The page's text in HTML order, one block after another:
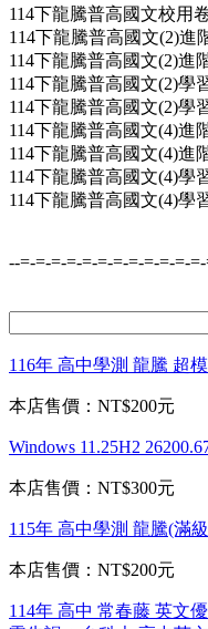
114下龍騰普高國文校用
114下龍騰普高國文(2)進
114下龍騰普高國文(2)進
114下龍騰普高國文(2)學
114下龍騰普高國文(2)學
114下龍騰普高國文(4)進
114下龍騰普高國文(4)進
114下龍騰普高國文(4)學
114下龍騰普高國文(4)學
--=-=-=-=-=-=-=-=-=-=-=-
116年 高中學測 龍騰 超
本店售價： NT$200元
Windows 11.25H2
本店售價： NT$300元
115年 高中學測 龍騰(滿
本店售價： NT$200元
114年 高中 常春藤 英文